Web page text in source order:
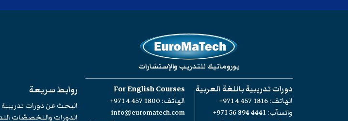
يوروماتيك للتدريب والإستشارات
دورات تدريبية باللغة العربية
الهاتف:+971 4 457 1816
واتسآب:+971 56 394 4441
For English Courses
الهاتف: +971 4 457 1800
info@euromatech.com
روابط سريعة
البحث عن دورات تدريبية
الدورات والتخصصّات